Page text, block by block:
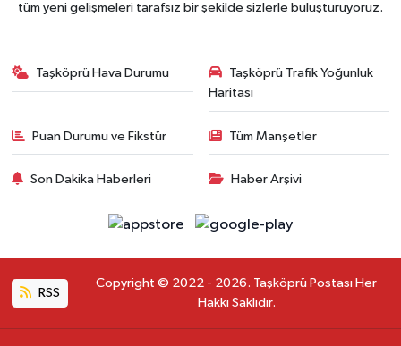
tüm yeni gelişmeleri tarafsız bir şekilde sizlerle buluşturuyoruz.
Taşköprü Hava Durumu
Taşköprü Trafik Yoğunluk
Haritası
Puan Durumu ve Fikstür Tüm Manşetler
Son Dakika Haberleri Haber Arşivi
RSS
Copyright © 2022 - 2026. Taşköprü Postası Her
Hakkı Saklıdır.